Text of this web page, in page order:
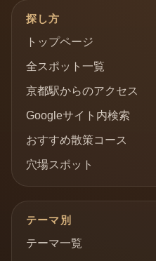
探し方
トップページ
全スポット一覧
京都駅からのアクセス
Googleサイト内検索
おすすめ散策コース
穴場スポット
テーマ別
テーマ一覧